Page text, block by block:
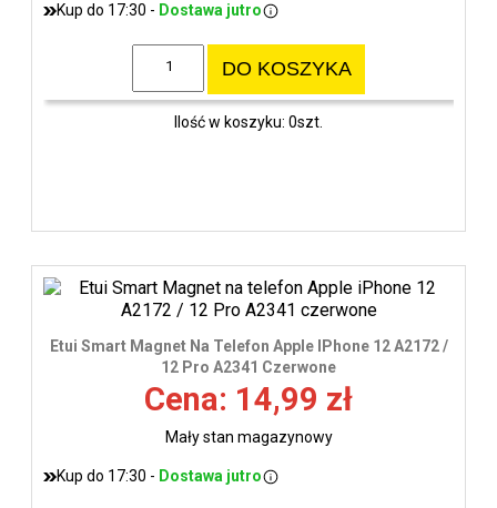
Kup do 17:30 - Dostawa jutro
DO KOSZYKA
Ilość w koszyku: 0szt.
Etui Smart Magnet Na Telefon Apple IPhone 12 A2172 /
12 Pro A2341 Czerwone
Cena: 14,99 zł
Mały stan magazynowy
Kup do 17:30 - Dostawa jutro